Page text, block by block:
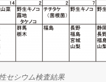
セシウム検査結果